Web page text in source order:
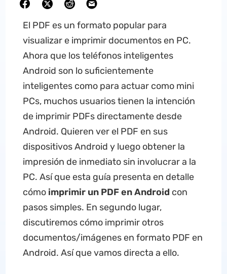
El PDF es un formato popular para
visualizar e imprimir documentos en PC.
Ahora que los teléfonos inteligentes
Android son lo suficientemente
inteligentes como para actuar como mini
PCs, muchos usuarios tienen la intención
de imprimir PDFs directamente desde
Android. Quieren ver el PDF en sus
dispositivos Android y luego obtener la
impresión de inmediato sin involucrar a la
PC. Así que esta guía presenta en detalle
cómoimprimir un PDF en Android con
pasos simples. En segundo lugar,
discutiremos cómo imprimir otros
documentos/imágenes en formato PDF en
Android. Así que vamos directa a ello.